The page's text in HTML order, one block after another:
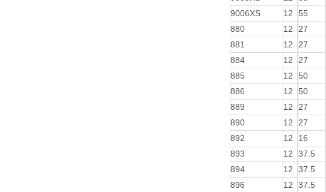
9006XS
12 55
880
12 27
881
12 27
884
12 27
885
12 50
886
12 50
889
12 27
890
12 27
892
12 16
893
12 37.5
894
12 37.5
896
12 37.5